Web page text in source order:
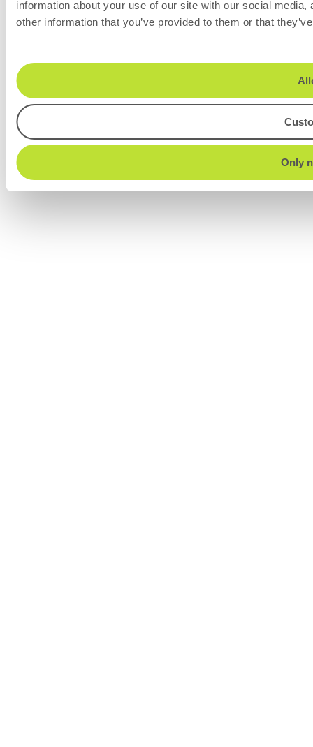
information about your use of our site with our social
other information that you’ve provided to them or that
Only